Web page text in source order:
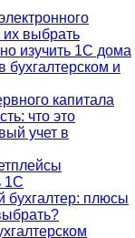
их выбрать
изучить 1С дома
бухгалтерском и
капитала
что это
учет в
1С
бухгалтер: плюсы